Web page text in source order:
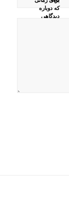
که دوباره
دیدگاهی